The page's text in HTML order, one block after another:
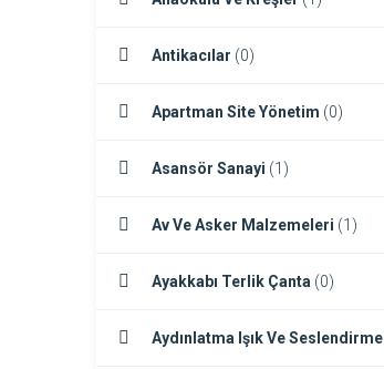
Antikacılar (0)
Apartman Site Yönetim (0)
Asansör Sanayi (1)
Av Ve Asker Malzemeleri (1)
Ayakkabı Terlik Çanta (0)
Aydınlatma Işık Ve Seslendirme